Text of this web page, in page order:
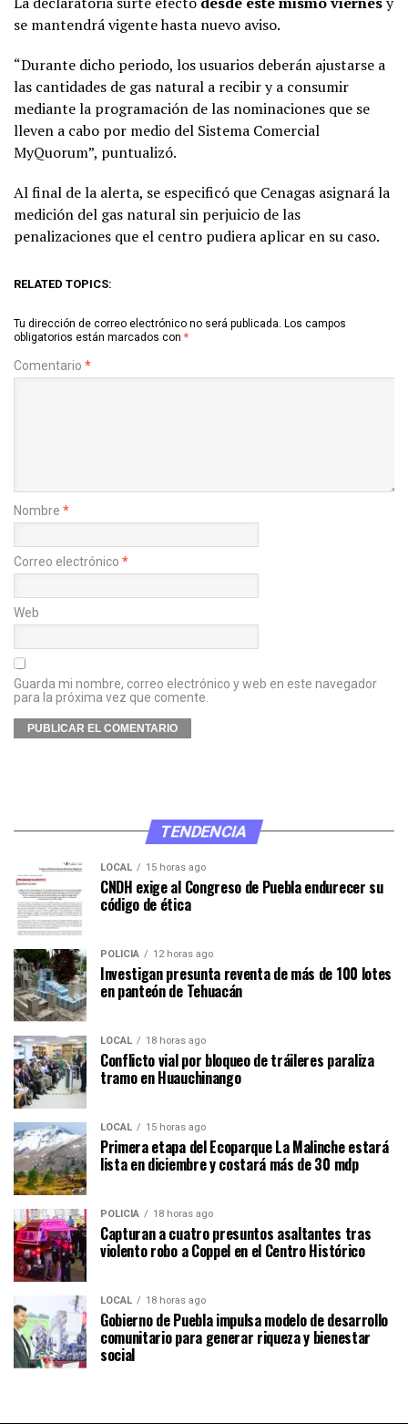
se mantendrá vigente hasta nuevo aviso.
“Durante dicho periodo, los usuarios deberán ajustarse a
las cantidades de gas natural a recibir y a consumir
mediante la programación de las nominaciones que se
lleven a cabo por medio del Sistema Comercial
MyQuorum”, puntualizó.
Al final de la alerta, se especificó que Cenagas asignará la
medición del gas natural sin perjuicio de las
penalizaciones que el centro pudiera aplicar en su caso.
RELATED TOPICS:
Tu dirección de correo electrónico no será publicada. Los campos
obligatorios están marcados con *
Comentario *
Nombre *
Correo electrónico *
Web
Guarda mi nombre, correo electrónico y web en este navegador
para la próxima vez que comente.
TENDENCIA
LOCAL 15 horas ago
CNDH exige al Congreso de Puebla endurecer su
código de ética
POLICÍA 12 horas ago
Investigan presunta reventa de más de 100 lotes
en panteón de Tehuacán
LOCAL 18 horas ago
Conflicto vial por bloqueo de tráileres paraliza
tramo en Huauchinango
LOCAL 15 horas ago
Primera etapa del Ecoparque La Malinche estará
lista en diciembre y costará más de 30 mdp
POLICÍA 18 horas ago
Capturan a cuatro presuntos asaltantes tras
violento robo a Coppel en el Centro Histórico
LOCAL 18 horas ago
Gobierno de Puebla impulsa modelo de desarrollo
comunitario para generar riqueza y bienestar
social